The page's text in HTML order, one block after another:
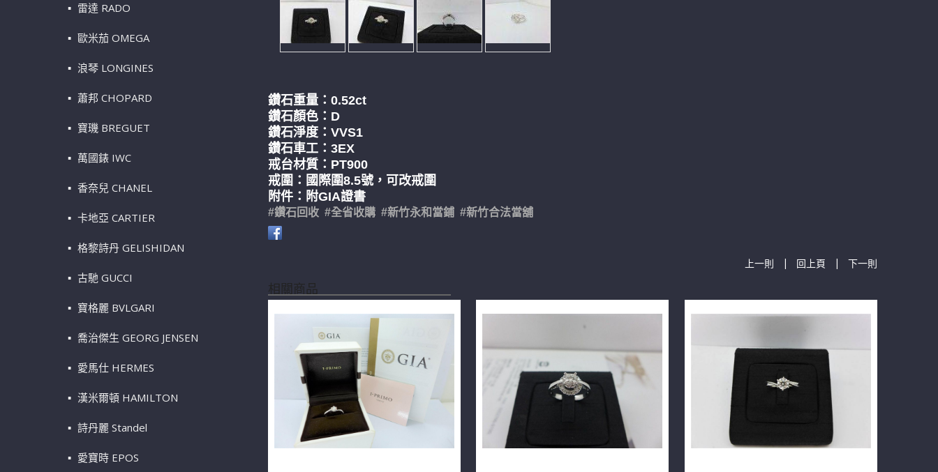
雷達 RADO
歐米茄 OMEGA
浪琴 LONGINES
蕭邦 CHOPARD
寶璣 BREGUET
萬國錶 IWC
香奈兒 CHANEL
卡地亞 CARTIER
格黎詩丹 GELISHIDAN
古馳 GUCCI
寶格麗 BVLGARI
喬治傑生 GEORG JENSEN
愛馬仕 HERMES
漢米爾頓 HAMILTON
詩丹麗 Standel
愛寶時 EPOS
鑽石重量：0.52ct
鑽石顏色：D
鑽石淨度：VVS1
鑽石車工：3EX
戒台材質：PT900
戒圍：國際圍8.5號，可改戒圍
附件：附GIA證書
#鑽石回收 #全省收購 #新竹永和當鋪 #新竹合法當舖
上一則 | 回上頁 | 下一則
相關商品